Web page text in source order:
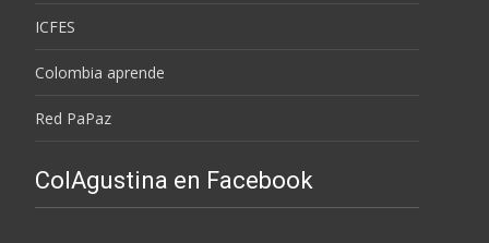
ICFES
Colombia aprende
Red PaPaz
ColAgustina en Facebook